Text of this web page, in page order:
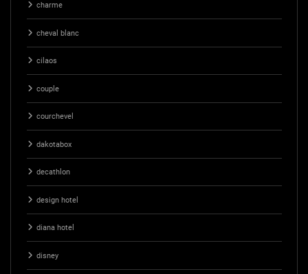
charme
cheval blanc
cilaos
couple
courchevel
dakotabox
decathlon
design hotel
diana hotel
disney